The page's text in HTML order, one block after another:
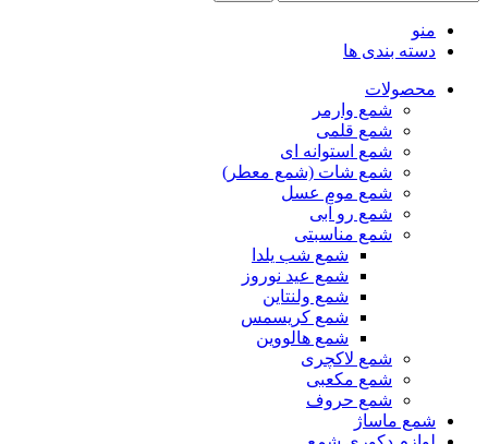
منو
دسته بندی ها
محصولات
شمع وارمر
شمع قلمی
شمع استوانه ای
شمع شات (شمع معطر)
شمع موم عسل
شمع رو آبی
شمع مناسبتی
شمع شب یلدا
شمع عید نوروز
شمع ولنتاین
شمع کریسمس
شمع هالووین
شمع لاکچری
شمع مکعبی
شمع حروف
شمع ماساژ